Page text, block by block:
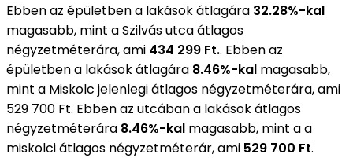
Ebben az épületben a lakások átlagára 32.28%-kal
magasabb, mint a Szilvás utca átlagos
négyzetméterára, ami 434 299 Ft.. Ebben az
épületben a lakások átlagára 8.46%-kal magasabb,
mint a Miskolc jelenlegi átlagos négyzetméterára, ami
529 700 Ft. Ebben az utcában a lakások átlagos
négyzetméterára 8.46%-kal magasabb, mint a a
miskolci átlagos négyzetméterár, ami 529 700 Ft.